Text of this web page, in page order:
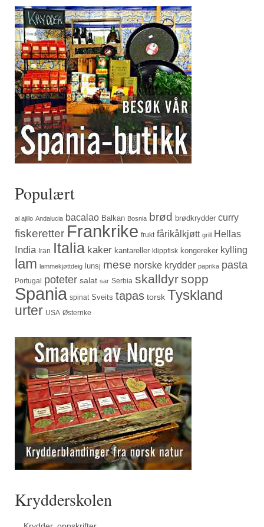
Populært
al ajillo Andalucia bacalao Balkan Bosnia brød brødkrydder curry
fiskeretter Frankrike frukt fårikålkjøtt grill Hellas
India Iran Italia kaker kantareller klippfisk kongereker kylling
lam lammekjøttdeig lunsj mese norske krydder paprika pasta
Portugal poteter salat sar Serbia skalldyrsopp
Spania spinat Sveits tapas torsk Tyskland
urter USA Østerrike
Krydderskolen